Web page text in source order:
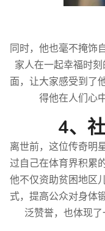
同时，他也毫不掩饰
家人在一起幸福时
面，让大家感受到了
得他在人们心
4、
离世前，这位传奇明
过自己在体育界积累
他不仅资助贫困地区
式，提高公众对身体
泛赞誉，也体现了